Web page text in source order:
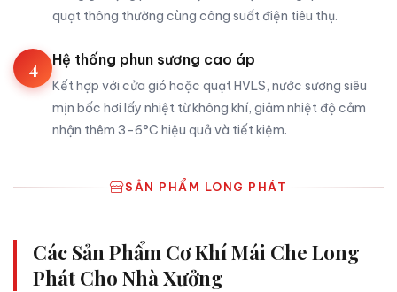
quạt thông thường cùng công suất điện tiêu thụ.
4 Hệ thống phun sương cao áp
Kết hợp với cửa gió hoặc quạt HVLS, nước sương siêu
mịn bốc hơi lấy nhiệt từ không khí, giảm nhiệt độ cảm
nhận thêm 3–6°C hiệu quả và tiết kiệm.
SẢN PHẨM LONG PHÁT
Các Sản Phẩm Cơ Khí Mái Che Long
Phát Cho Nhà Xưởng